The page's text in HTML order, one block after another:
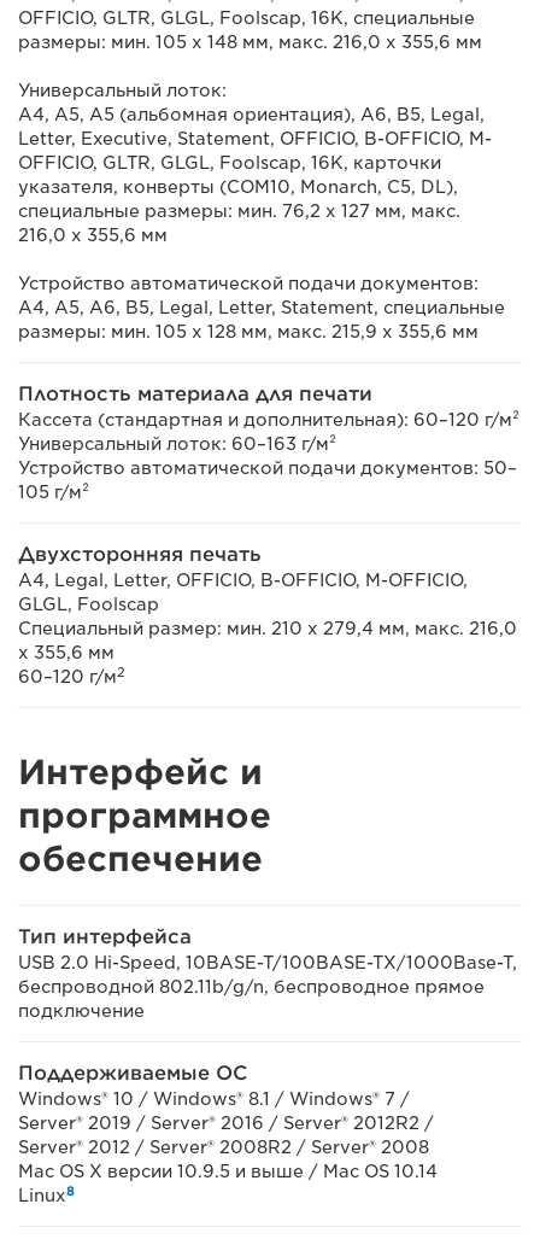
OFFICIO, GLTR, GLGL, Foolscap, 16K, специальные
размеры: мин. 105 х 148 мм, макс. 216,0 х 355,6 мм
Универсальный лоток:
A4, A5, A5 (альбомная ориентация), A6, B5, Legal,
Letter, Executive, Statement, OFFICIO, B-OFFICIO, M-
OFFICIO, GLTR, GLGL, Foolscap, 16K, карточки
указателя, конверты (COM10, Monarch, C5, DL),
специальные размеры: мин. 76,2 x 127 мм, макс.
216,0 х 355,6 мм
Устройство автоматической подачи документов:
A4, A5, A6, B5, Legal, Letter, Statement, специальные
размеры: мин. 105 x 128 мм, макс. 215,9 x 355,6 мм
Плотность материала для печати
Кассета (стандартная и дополнительная): 60–120 г/м²
Универсальный лоток: 60–163 г/м²
Устройство автоматической подачи документов: 50–
105 г/м²
Двухсторонняя печать
A4, Legal, Letter, OFFICIO, B-OFFICIO, M-OFFICIO,
GLGL, Foolscap
Специальный размер: мин. 210 x 279,4 мм, макс. 216,0
х 355,6 мм
60–120 г/м2
Интерфейс и
программное
обеспечение
Тип интерфейса
USB 2.0 Hi-Speed, 10BASE-T/100BASE-TX/1000Base-T,
беспроводной 802.11b/g/n, беспроводное прямое
подключение
Поддерживаемые ОС
Windows® 10 / Windows® 8.1 / Windows® 7 /
Server® 2019 / Server® 2016 / Server® 2012R2 /
Server® 2012 / Server® 2008R2 / Server® 2008
Mac OS X версии 10.9.5 и выше / Mac OS 10.14
Linux8